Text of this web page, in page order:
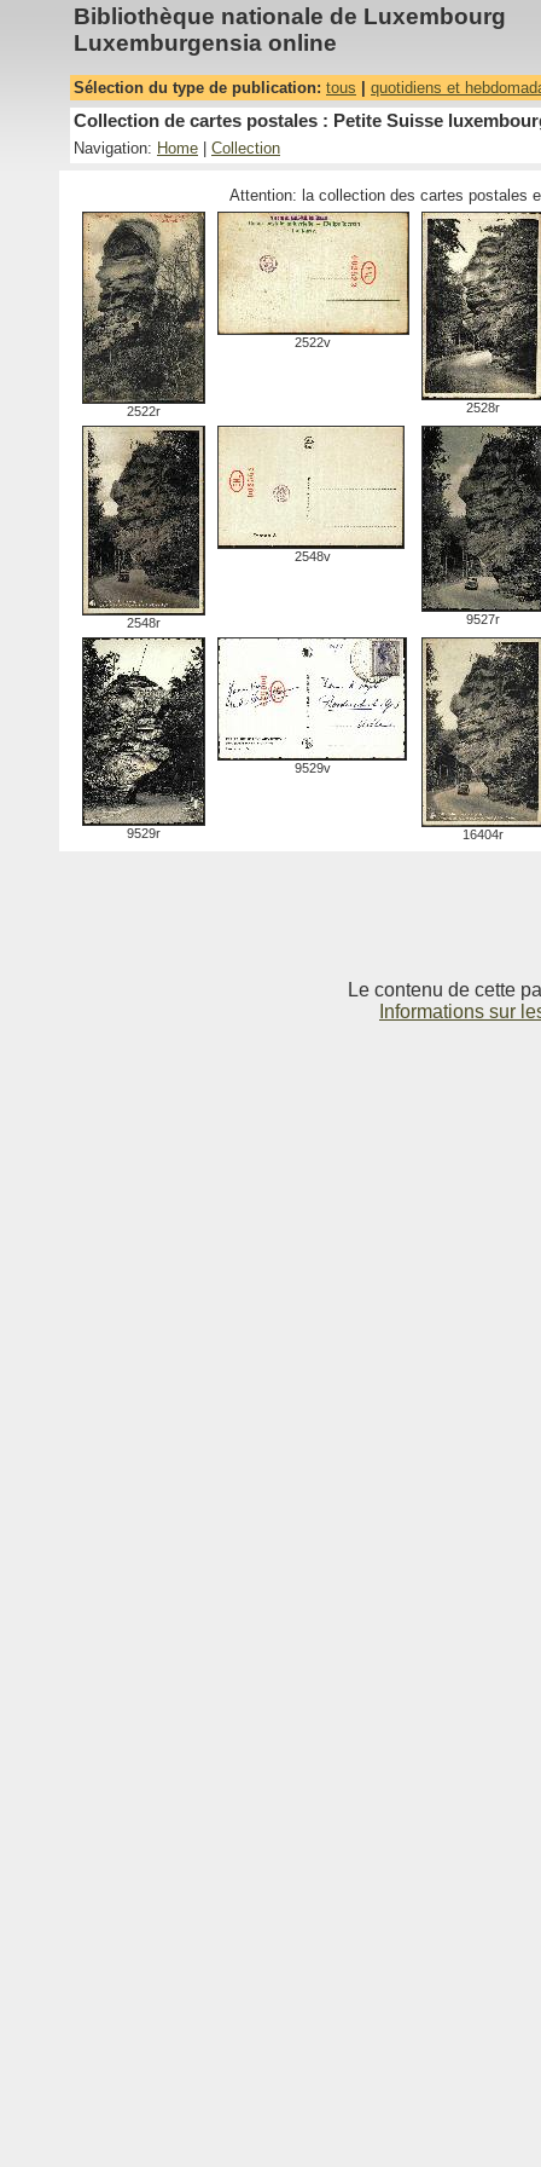
Bibliothèque nationale de Luxembourg
Luxemburgensia online
Sélection du type de publication: tous quotidiens et
Collection de cartes postales : Petite Suisse
Navigation: Home Collection
Attention: la collection des cartes postales
2522r
2522v
2528r
2548r
2548v
9527r
9529r
9529v
16404r
Le contenu de cette
Informations sur